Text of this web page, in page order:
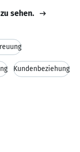
sehen.
Kundenbeziehung